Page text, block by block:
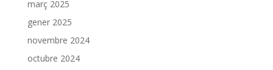
març 2025
gener 2025
novembre 2024
octubre 2024